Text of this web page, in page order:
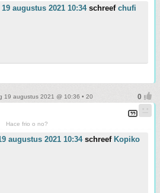
augustus 2021 10:34schreef chufi
19 augustus 2021 @ 10:36 • 20
Hace frio o no?
augustus 2021 10:34schreef Kopiko